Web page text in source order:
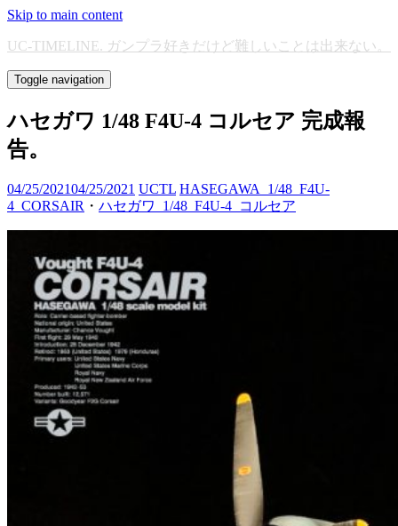
Skip to main content
UC-TIMELINE. ガンプラ好きだけど難しいことは出来ない。
Toggle navigation
ハセガワ 1/48 F4U-4 コルセア 完成報
告。
04/25/202104/25/2021 UCTL HASEGAWA_1/48_F4U-
4_CORSAIR ・ ハセガワ_1/48_F4U-4_コルセア